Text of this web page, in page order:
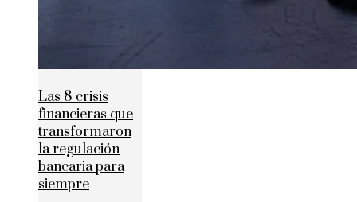
Las 8 crisis
financieras que
transformaron
la regulación
bancaria para
siempre